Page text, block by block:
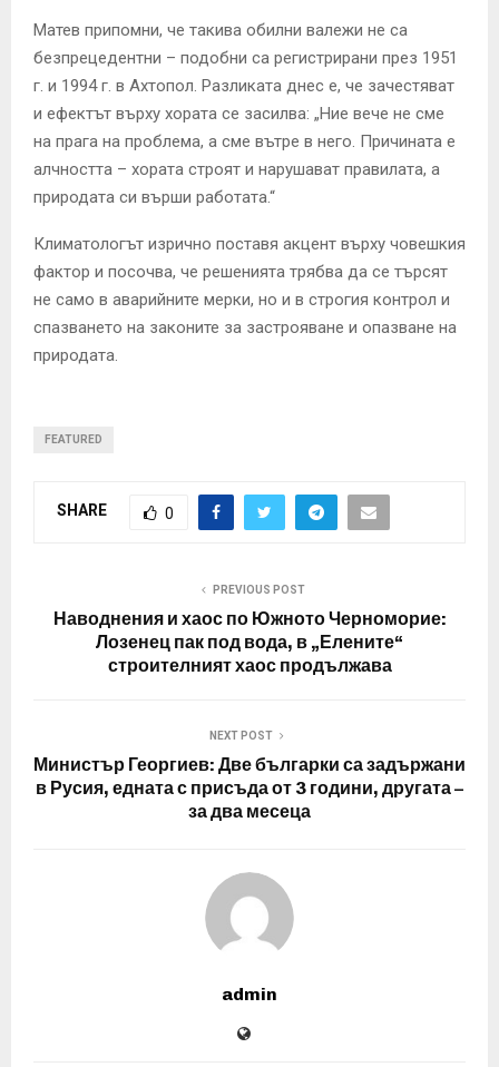
Матев припомни, че такива обилни валежи не са
безпрецедентни – подобни са регистрирани през 1951
г. и 1994 г. в Ахтопол. Разликата днес е, че зачестяват
и ефектът върху хората се засилва: „Ние вече не сме
на прага на проблема, а сме вътре в него. Причината е
алчността – хората строят и нарушават правилата, а
природата си върши работата.“
Климатологът изрично поставя акцент върху човешкия
фактор и посочва, че решенията трябва да се търсят
не само в аварийните мерки, но и в строгия контрол и
спазването на законите за застрояване и опазване на
природата.
FEATURED
SHARE 0
PREVIOUS POST
Наводнения и хаос по Южното Черноморие:
Лозенец пак под вода, в „Елените“
строителният хаос продължава
NEXT POST
Министър Георгиев: Две българки са задържани
в Русия, едната с присъда от 3 години, другата –
за два месеца
admin